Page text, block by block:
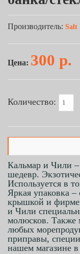
Производитель: Salt
Цена: 300 р.
Количество:
Кальмар и Чили –
шедевр.
Используется в
Яркая упаковка –
крышкой и
и Чили
молюсков. Также
любых
приправы,
нашем магазине